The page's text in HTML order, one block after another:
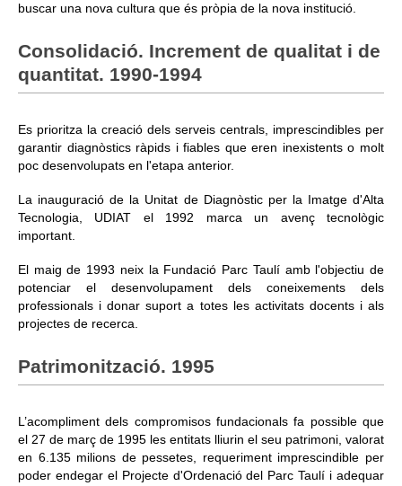
buscar una nova cultura que és pròpia de la nova institució.
Consolidació. Increment de qualitat i de
quantitat. 1990-1994
Es prioritza la creació dels serveis centrals, imprescindibles per
garantir diagnòstics ràpids i fiables que eren inexistents o molt
poc desenvolupats en l'etapa anterior.
La inauguració de la Unitat de Diagnòstic per la Imatge d'Alta
Tecnologia, UDIAT el 1992 marca un avenç tecnològic
important.
El maig de 1993 neix la Fundació Parc Taulí amb l'objectiu de
potenciar el desenvolupament dels coneixements dels
professionals i donar suport a totes les activitats docents i als
projectes de recerca.
Patrimonització. 1995
L’acompliment dels compromisos fundacionals fa possible que
el 27 de març de 1995 les entitats lliurin el seu patrimoni, valorat
en 6.135 milions de pessetes, requeriment imprescindible per
poder endegar el Projecte d'Ordenació del Parc Taulí i adequar